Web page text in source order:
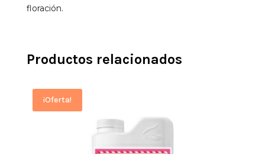
floración.
Productos relacionados
¡Oferta!